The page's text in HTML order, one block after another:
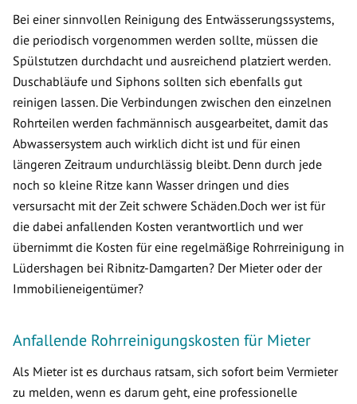
Bei einer sinnvollen Reinigung des Entwässerungssystems,
die periodisch vorgenommen werden sollte, müssen die
Spülstutzen durchdacht und ausreichend platziert werden.
Duschabläufe und Siphons sollten sich ebenfalls gut
reinigen lassen. Die Verbindungen zwischen den einzelnen
Rohrteilen werden fachmännisch ausgearbeitet, damit das
Abwassersystem auch wirklich dicht ist und für einen
längeren Zeitraum undurchlässig bleibt. Denn durch jede
noch so kleine Ritze kann Wasser dringen und dies
versursacht mit der Zeit schwere Schäden.Doch wer ist für
die dabei anfallenden Kosten verantwortlich und wer
übernimmt die Kosten für eine regelmäßige Rohrreinigung in
Lüdershagen bei Ribnitz-Damgarten? Der Mieter oder der
Immobilieneigentümer?
Anfallende Rohrreinigungskosten für Mieter
Als Mieter ist es durchaus ratsam, sich sofort beim Vermieter
zu melden, wenn es darum geht, eine professionelle